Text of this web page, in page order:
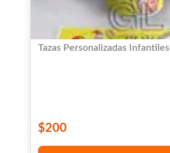
Tazas Personalizadas Infantiles
$200